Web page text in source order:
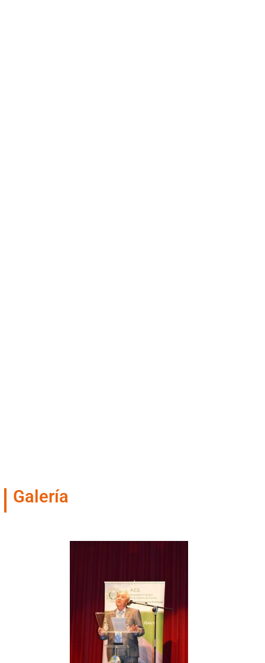
Galería